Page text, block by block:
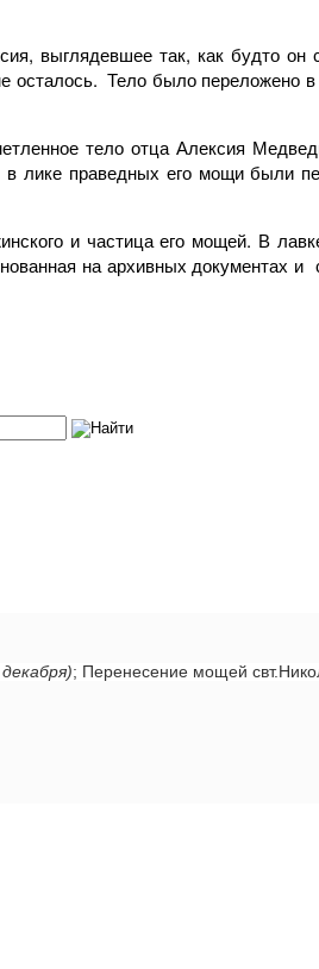
выглядевшее так, как будто
осталось. Тело было
тело отца Алексия
лике праведных его мощи были
и частица его мощей. В
на архивных
; Перенесение мощей